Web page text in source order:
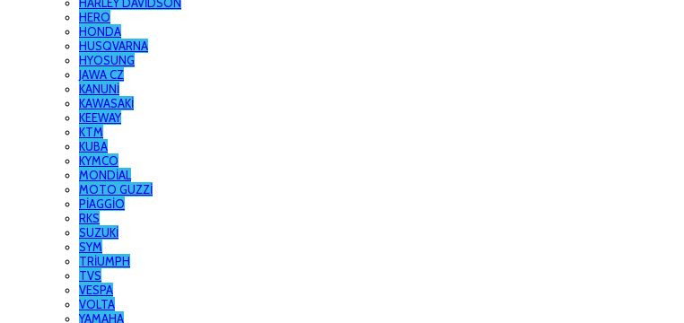
HERO
HONDA
HUSQVARNA
HYOSUNG
JAWA CZ
KANUNİ
KAWASAKİ
KEEWAY
KTM
KUBA
KYMCO
MONDİAL
MOTO GUZZİ
PİAGGİO
RKS
SUZUKİ
SYM
TRİUMPH
TVS
VESPA
VOLTA
YAMAHA